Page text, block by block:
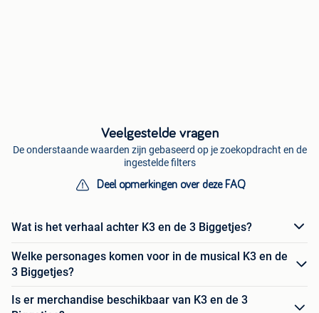
Veelgestelde vragen
De onderstaande waarden zijn gebaseerd op je zoekopdracht en de
ingestelde filters
Deel opmerkingen over deze FAQ
Wat is het verhaal achter K3 en de 3 Biggetjes?
Welke personages komen voor in de musical K3 en de
3 Biggetjes?
Is er merchandise beschikbaar van K3 en de 3